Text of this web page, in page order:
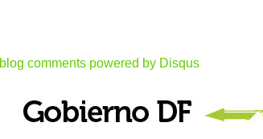
blog comments powered by Disqus